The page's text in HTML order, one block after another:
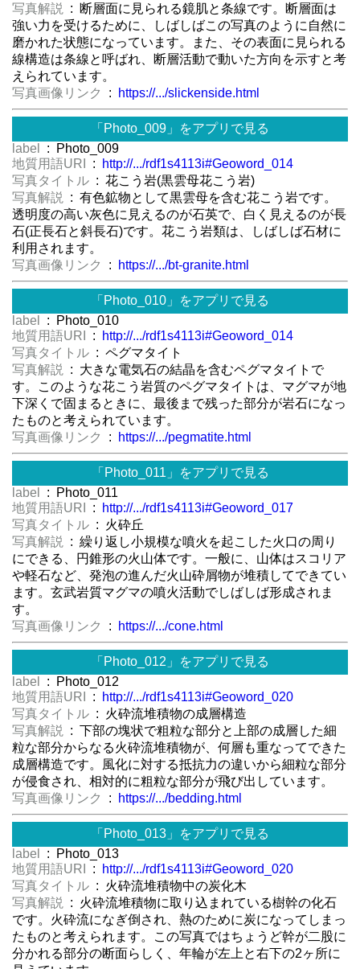
写真解説
: 断層面に見られる鏡肌と条線です。断層面は
強い力を受けるために、しばしばこの写真のように自然に
磨かれた状態になっています。また、その表面に見られる
線構造は条線と呼ばれ、断層活動で動いた方向を示すと考
えられています。
写真画像リンク
: https://.../slickenside.html
「Photo_009」をアプリで見る
label
: Photo_009
地質用語URI
:
http://.../rdf1s4113i#Geoword_014
写真タイトル : 花こう岩(黒雲母花こう岩)
写真解説
: 有色鉱物として黒雲母を含む花こう岩です。
透明度の高い灰色に見えるのが石英で、白く見えるのが長
石(正長石と斜長石)です。花こう岩類は、しばしば石材に
利用されます。
写真画像リンク
: https://.../bt-granite.html
「Photo_010」をアプリで見る
label
: Photo_010
地質用語URI
:
http://.../rdf1s4113i#Geoword_014
写真タイトル : ペグマタイト
写真解説
: 大きな電気石の結晶を含むペグマタイトで
す。このような花こう岩質のペグマタイトは、マグマが地
下深くで固まるときに、最後まで残った部分が岩石になっ
たものと考えられています。
写真画像リンク
: https://.../pegmatite.html
「Photo_011」をアプリで見る
label
: Photo_011
地質用語URI
:
http://.../rdf1s4113i#Geoword_017
写真タイトル : 火砕丘
写真解説
: 繰り返し小規模な噴火を起こした火口の周り
にできる、円錐形の火山体です。一般に、山体はスコリア
や軽石など、発泡の進んだ火山砕屑物が堆積してできてい
ます。玄武岩質マグマの噴火活動でしばしば形成されま
す。
写真画像リンク
: https://.../cone.html
「Photo_012」をアプリで見る
label
: Photo_012
地質用語URI
:
http://.../rdf1s4113i#Geoword_020
写真タイトル : 火砕流堆積物の成層構造
写真解説
: 下部の塊状で粗粒な部分と上部の成層した細
粒な部分からなる火砕流堆積物が、何層も重なってできた
成層構造です。風化に対する抵抗力の違いから細粒な部分
が侵食され、相対的に粗粒な部分が飛び出しています。
写真画像リンク
: https://.../bedding.html
「Photo_013」をアプリで見る
label
: Photo_013
地質用語URI
:
http://.../rdf1s4113i#Geoword_020
写真タイトル : 火砕流堆積物中の炭化木
写真解説
: 火砕流堆積物に取り込まれている樹幹の化石
です。火砕流になぎ倒され、熱のために炭になってしまっ
たものと考えられます。この写真ではちょうど幹が二股に
分かれる部分の断面らしく、年輪が左上と右下の2ヶ所に